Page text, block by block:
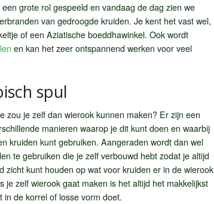
grote rol gespeeld en vandaag de dag zien we
van gedroogde kruiden. Je kent het vast wel,
of een Aziatische boeddhawinkel. Ook wordt
en kan het zeer ontspannend werken voor veel
spul
zou je zelf dan wierook kunnen maken? Er zijn een
manieren waarop je dit kunt doen en waarbij
kruiden kunt gebruiken. Aangeraden wordt dan wel
te gebruiken die je zelf verbouwd hebt zodat je altijd
zicht kunt houden op wat voor kruiden er in de wierook
je zelf wierook gaat maken is het altijd het makkelijkst
in de korrel of losse vorm doet.